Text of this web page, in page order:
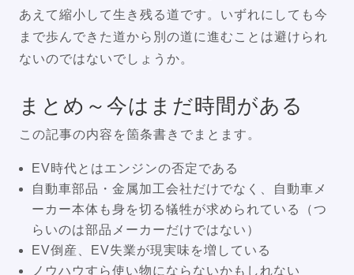
あえて縮小して生き残る道です。いずれにしても今
まで歩んできた道から別の道に進むことは避けられ
ないのではないでしょうか。
まとめ～今はまだ時間がある
この記事の内容を箇条書きでまとます。
EV時代とはエンジンの否定である
自動車部品・金属加工会社だけでなく、自動車メ
ーカー本体も身を切る犠牲が求められている（つ
らいのは部品メーカーだけではない）
EV倒産、EV失業が現実味を増している
ノウハウすら使い物にならないかもしれない